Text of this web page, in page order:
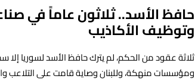
حافظ الأسد.. ثلاثون عاماً في
وتوظيف الأكاذيب
ثلاثة عقود من الحكم، لم يترك حافظ الأسد لسوريا إلا
ومؤسسات منهكة، وللبنان وصاية قامت على التلاعب